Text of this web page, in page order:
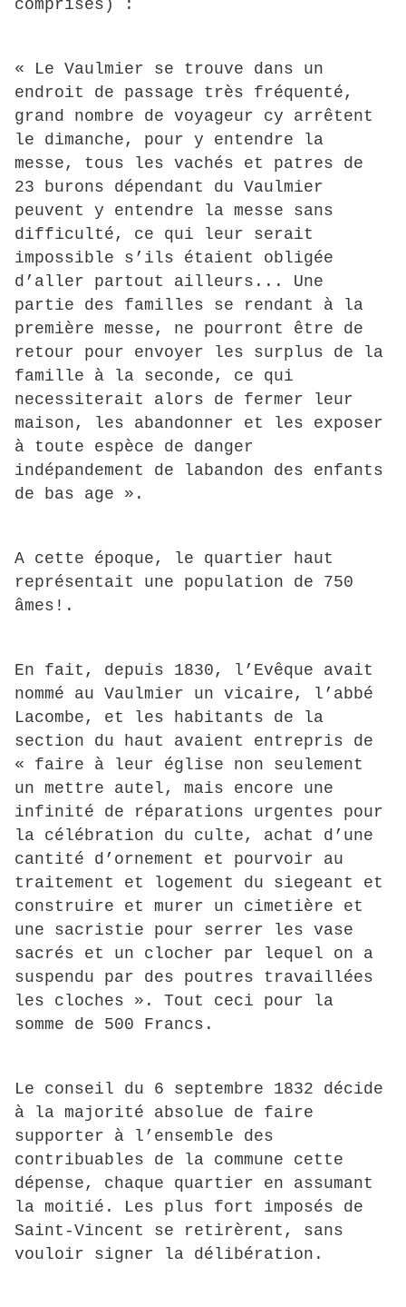
comprises) :
« Le Vaulmier se trouve dans un
endroit de passage très fréquenté,
grand nombre de voyageur cy arrêtent
le dimanche, pour y entendre la
messe, tous les vachés et patres de
23 burons dépendant du Vaulmier
peuvent y entendre la messe sans
difficulté, ce qui leur serait
impossible s’ils étaient obligée
d’aller partout ailleurs... Une
partie des familles se rendant à la
première messe, ne pourront être de
retour pour envoyer les surplus de la
famille à la seconde, ce qui
necessiterait alors de fermer leur
maison, les abandonner et les exposer
à toute espèce de danger
indépandement de labandon des enfants
de bas age ».
A cette époque, le quartier haut
représentait une population de 750
âmes!.
En fait, depuis 1830, l’Evêque avait
nommé au Vaulmier un vicaire, l’abbé
Lacombe, et les habitants de la
section du haut avaient entrepris de
« faire à leur église non seulement
un mettre autel, mais encore une
infinité de réparations urgentes pour
la célébration du culte, achat d’une
cantité d’ornement et pourvoir au
traitement et logement du siegeant et
construire et murer un cimetière et
une sacristie pour serrer les vase
sacrés et un clocher par lequel on a
suspendu par des poutres travaillées
les cloches ». Tout ceci pour la
somme de 500 Francs.
Le conseil du 6 septembre 1832 décide
à la majorité absolue de faire
supporter à l’ensemble des
contribuables de la commune cette
dépense, chaque quartier en assumant
la moitié. Les plus fort imposés de
Saint-Vincent se retirèrent, sans
vouloir signer la délibération.